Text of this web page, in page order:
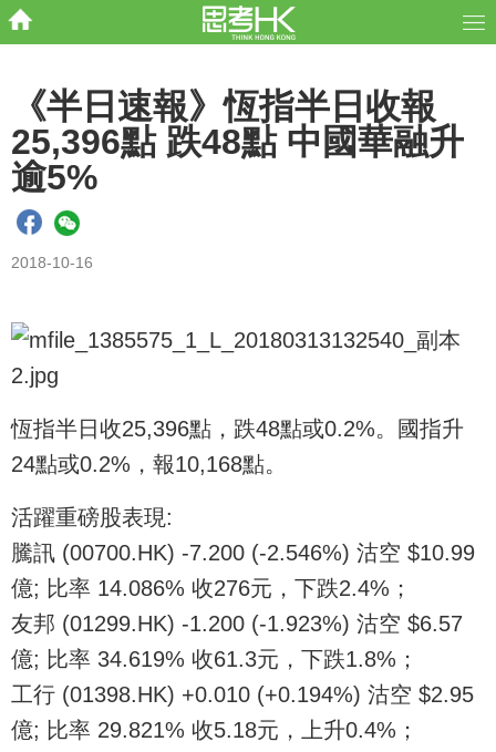
《半日速報》恆指半日收報
25,396點 跌48點 中國華融升
逾5%
2018-10-16
恆指半日收25,396點，跌48點或0.2%。國指升
24點或0.2%，報10,168點。
活躍重磅股表現:
騰訊 (00700.HK) -7.200 (-2.546%) 沽空 $10.99
億; 比率 14.086% 收276元，下跌2.4%；
友邦 (01299.HK) -1.200 (-1.923%) 沽空 $6.57
億; 比率 34.619% 收61.3元，下跌1.8%；
工行 (01398.HK) +0.010 (+0.194%) 沽空 $2.95
億; 比率 29.821% 收5.18元，上升0.4%；